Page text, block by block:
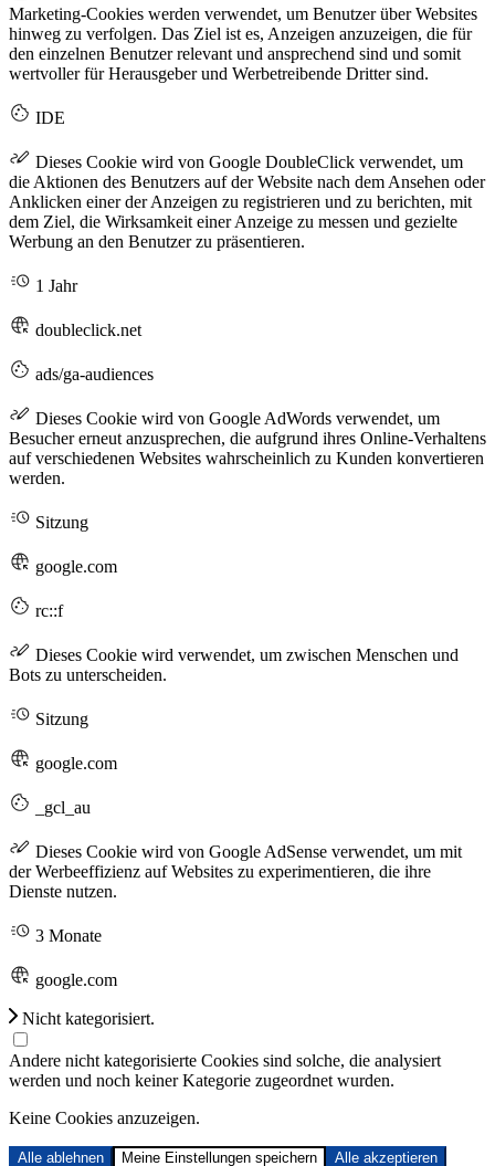
Marketing-Cookies werden verwendet, um Benutzer über Websites
hinweg zu verfolgen. Das Ziel ist es, Anzeigen anzuzeigen, die für
den einzelnen Benutzer relevant und ansprechend sind und somit
wertvoller für Herausgeber und Werbetreibende Dritter sind.
IDE
Dieses Cookie wird von Google DoubleClick verwendet, um
die Aktionen des Benutzers auf der Website nach dem Ansehen oder
Anklicken einer der Anzeigen zu registrieren und zu berichten, mit
dem Ziel, die Wirksamkeit einer Anzeige zu messen und gezielte
Werbung an den Benutzer zu präsentieren.
1 Jahr
doubleclick.net
ads/ga-audiences
Dieses Cookie wird von Google AdWords verwendet, um
Besucher erneut anzusprechen, die aufgrund ihres Online-Verhaltens
auf verschiedenen Websites wahrscheinlich zu Kunden konvertieren
werden.
Sitzung
google.com
rc::f
Dieses Cookie wird verwendet, um zwischen Menschen und
Bots zu unterscheiden.
Sitzung
google.com
_gcl_au
Dieses Cookie wird von Google AdSense verwendet, um mit
der Werbeeffizienz auf Websites zu experimentieren, die ihre
Dienste nutzen.
3 Monate
google.com
Nicht kategorisiert.
Andere nicht kategorisierte Cookies sind solche, die analysiert
werden und noch keiner Kategorie zugeordnet wurden.
Keine Cookies anzuzeigen.
Alle ablehnen Meine Einstellungen speichern Alle akzeptieren